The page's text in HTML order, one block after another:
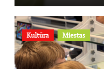
Kultūra Miestas